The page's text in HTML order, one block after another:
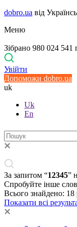
dobro.ua від
Меню
Зібрано 980 024 541
Увійти
Допоможи dobro.ua
uk
Uk
En
За запитом “12345”
Спробуйте інше
Всього знайдено: 18
Показати всі